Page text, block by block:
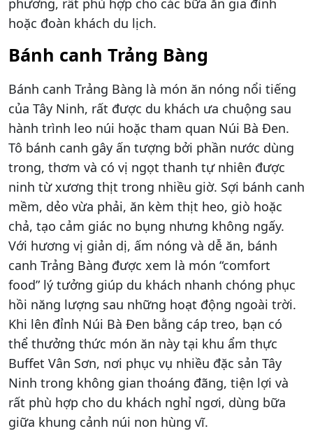
hoặc đoàn khách du lịch.
Bánh canh Trảng Bàng
Bánh canh Trảng Bàng là món ăn nóng nổi tiếng
của Tây Ninh, rất được du khách ưa chuộng sau
hành trình leo núi hoặc tham quan Núi Bà Đen.
Tô bánh canh gây ấn tượng bởi phần nước dùng
trong, thơm và có vị ngọt thanh tự nhiên được
ninh từ xương thịt trong nhiều giờ. Sợi bánh canh
mềm, dẻo vừa phải, ăn kèm thịt heo, giò hoặc
chả, tạo cảm giác no bụng nhưng không ngấy.
Với hương vị giản dị, ấm nóng và dễ ăn, bánh
canh Trảng Bàng được xem là món “comfort
food” lý tưởng giúp du khách nhanh chóng phục
hồi năng lượng sau những hoạt động ngoài trời.
Khi lên đỉnh Núi Bà Đen bằng cáp treo, bạn có
thể thưởng thức món ăn này tại khu ẩm thực
Buffet Vân Sơn, nơi phục vụ nhiều đặc sản Tây
Ninh trong không gian thoáng đãng, tiện lợi và
rất phù hợp cho du khách nghỉ ngơi, dùng bữa
giữa khung cảnh núi non hùng vĩ.